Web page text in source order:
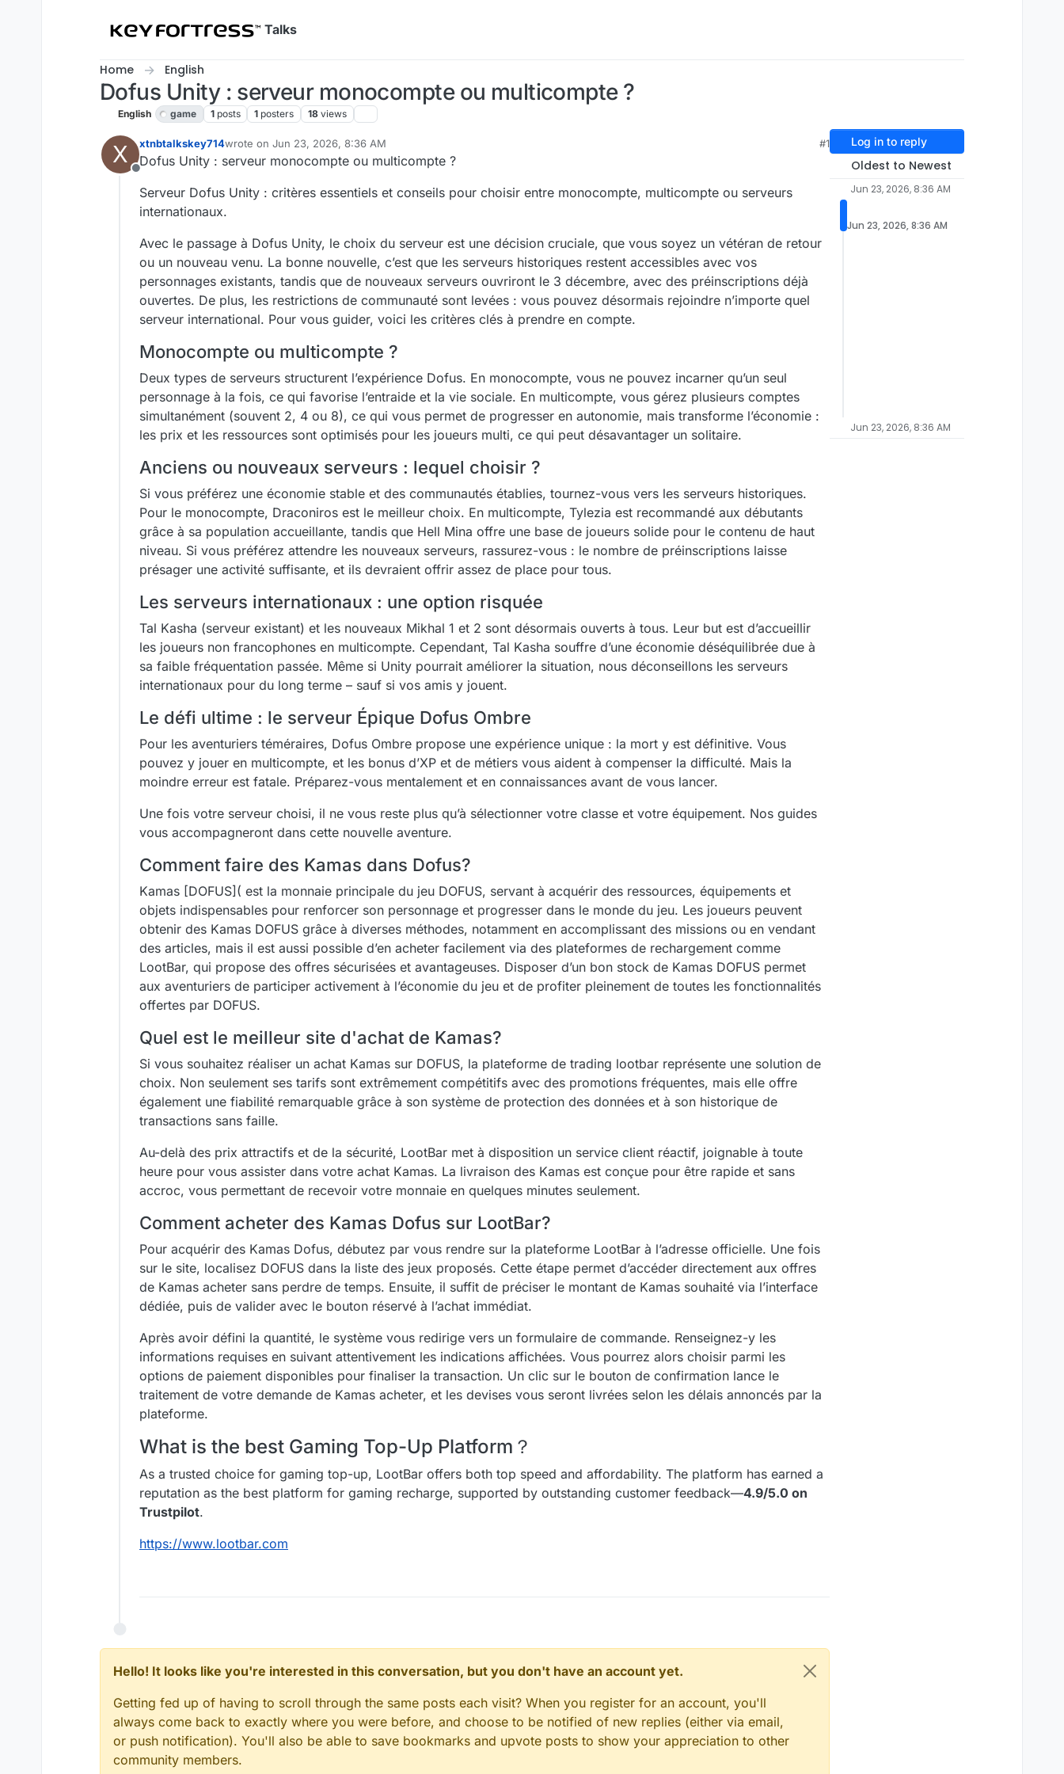
Talks
Home English
Dofus Unity : serveur monocompte ou multicompte ?
English game 1 posts 1 posters 18 views
X
Offline
xtnbtalkskey714wrote on Jun 23, 2026, 8:36 AM
last edited by
#1
Dofus Unity : serveur monocompte ou multicompte ?
Serveur Dofus Unity : critères essentiels et conseils pour choisir entre monocompte, multicompte ou serveurs
internationaux.
Avec le passage à Dofus Unity, le choix du serveur est une décision cruciale, que vous soyez un vétéran de retour
ou un nouveau venu. La bonne nouvelle, c’est que les serveurs historiques restent accessibles avec vos
personnages existants, tandis que de nouveaux serveurs ouvriront le 3 décembre, avec des préinscriptions déjà
ouvertes. De plus, les restrictions de communauté sont levées : vous pouvez désormais rejoindre n’importe quel
serveur international. Pour vous guider, voici les critères clés à prendre en compte.
Monocompte ou multicompte ?
Deux types de serveurs structurent l’expérience Dofus. En monocompte, vous ne pouvez incarner qu’un seul
personnage à la fois, ce qui favorise l’entraide et la vie sociale. En multicompte, vous gérez plusieurs comptes
simultanément (souvent 2, 4 ou 8), ce qui vous permet de progresser en autonomie, mais transforme l’économie :
les prix et les ressources sont optimisés pour les joueurs multi, ce qui peut désavantager un solitaire.
Anciens ou nouveaux serveurs : lequel choisir ?
Si vous préférez une économie stable et des communautés établies, tournez-vous vers les serveurs historiques.
Pour le monocompte, Draconiros est le meilleur choix. En multicompte, Tylezia est recommandé aux débutants
grâce à sa population accueillante, tandis que Hell Mina offre une base de joueurs solide pour le contenu de haut
niveau. Si vous préférez attendre les nouveaux serveurs, rassurez-vous : le nombre de préinscriptions laisse
présager une activité suffisante, et ils devraient offrir assez de place pour tous.
Les serveurs internationaux : une option risquée
Tal Kasha (serveur existant) et les nouveaux Mikhal 1 et 2 sont désormais ouverts à tous. Leur but est d’accueillir
les joueurs non francophones en multicompte. Cependant, Tal Kasha souffre d’une économie déséquilibrée due à
sa faible fréquentation passée. Même si Unity pourrait améliorer la situation, nous déconseillons les serveurs
internationaux pour du long terme – sauf si vos amis y jouent.
Le défi ultime : le serveur Épique Dofus Ombre
Pour les aventuriers téméraires, Dofus Ombre propose une expérience unique : la mort y est définitive. Vous
pouvez y jouer en multicompte, et les bonus d’XP et de métiers vous aident à compenser la difficulté. Mais la
moindre erreur est fatale. Préparez-vous mentalement et en connaissances avant de vous lancer.
Une fois votre serveur choisi, il ne vous reste plus qu’à sélectionner votre classe et votre équipement. Nos guides
vous accompagneront dans cette nouvelle aventure.
Comment faire des Kamas dans Dofus?
Kamas [DOFUS]( est la monnaie principale du jeu DOFUS, servant à acquérir des ressources, équipements et
objets indispensables pour renforcer son personnage et progresser dans le monde du jeu. Les joueurs peuvent
obtenir des Kamas DOFUS grâce à diverses méthodes, notamment en accomplissant des missions ou en vendant
des articles, mais il est aussi possible d’en acheter facilement via des plateformes de rechargement comme
LootBar, qui propose des offres sécurisées et avantageuses. Disposer d’un bon stock de Kamas DOFUS permet
aux aventuriers de participer activement à l’économie du jeu et de profiter pleinement de toutes les fonctionnalités
offertes par DOFUS.
Quel est le meilleur site d'achat de Kamas?
Si vous souhaitez réaliser un achat Kamas sur DOFUS, la plateforme de trading lootbar représente une solution de
choix. Non seulement ses tarifs sont extrêmement compétitifs avec des promotions fréquentes, mais elle offre
également une fiabilité remarquable grâce à son système de protection des données et à son historique de
transactions sans faille.
Au-delà des prix attractifs et de la sécurité, LootBar met à disposition un service client réactif, joignable à toute
heure pour vous assister dans votre achat Kamas. La livraison des Kamas est conçue pour être rapide et sans
accroc, vous permettant de recevoir votre monnaie en quelques minutes seulement.
Comment acheter des Kamas Dofus sur LootBar?
Pour acquérir des Kamas Dofus, débutez par vous rendre sur la plateforme LootBar à l’adresse officielle. Une fois
sur le site, localisez DOFUS dans la liste des jeux proposés. Cette étape permet d’accéder directement aux offres
de Kamas acheter sans perdre de temps. Ensuite, il suffit de préciser le montant de Kamas souhaité via l’interface
dédiée, puis de valider avec le bouton réservé à l’achat immédiat.
Après avoir défini la quantité, le système vous redirige vers un formulaire de commande. Renseignez-y les
informations requises en suivant attentivement les indications affichées. Vous pourrez alors choisir parmi les
options de paiement disponibles pour finaliser la transaction. Un clic sur le bouton de confirmation lance le
traitement de votre demande de Kamas acheter, et les devises vous seront livrées selon les délais annoncés par la
plateforme.
What is the best Gaming Top-Up Platform？
As a trusted choice for gaming top-up, LootBar offers both top speed and affordability. The platform has earned a
reputation as the best platform for gaming recharge, supported by outstanding customer feedback—4.9/5.0 on
Trustpilot.
https://www.lootbar.com
Hello! It looks like you're interested in this conversation, but you don't have an account yet.
Getting fed up of having to scroll through the same posts each visit? When you register for an account, you'll
always come back to exactly where you were before, and choose to be notified of new replies (either via email,
or push notification). You'll also be able to save bookmarks and upvote posts to show your appreciation to other
community members.
Log in to reply
Oldest to Newest
Jun 23, 2026, 8:36 AM
Jun 23, 2026, 8:36 AM
Jun 23, 2026, 8:36 AM